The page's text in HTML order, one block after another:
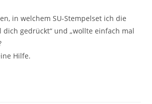
in welchem SU-Stempelset ich die
dich gedrückt“ und „wollte einfach mal
Hilfe.